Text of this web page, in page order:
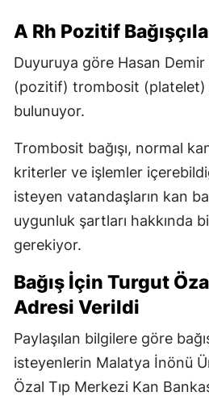
A Rh Pozitif
Duyuruya göre Hasan
(pozitif) trombosit (platelet)
bulunuyor.
Trombosit bağışı, normal
kriterler ve işlemler
isteyen vatandaşların kan
uygunluk şartları hakkında
gerekiyor.
Bağış İçin Turgut
Adresi Verildi
Paylaşılan bilgilere göre
isteyenlerin Malatya İnönü
Özal Tıp Merkezi Kan